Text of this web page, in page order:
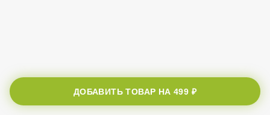
ДОБАВИТЬ ТОВАР НА499 ₽